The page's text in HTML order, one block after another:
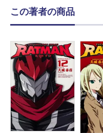
この著者の商品